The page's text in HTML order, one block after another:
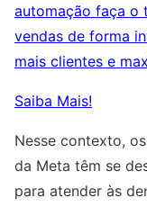
automação faça o
vendas de forma
mais clientes e
Saiba Mais!
Nesse contexto,
da Meta têm se
para atender às